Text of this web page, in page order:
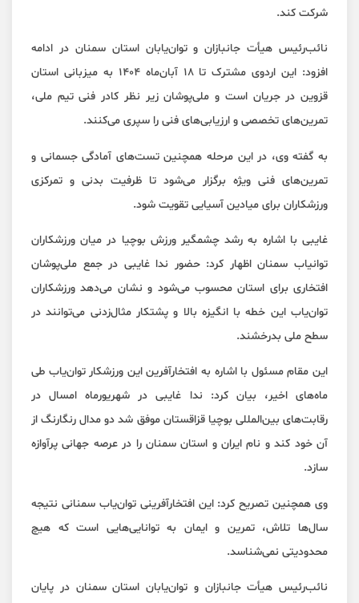
شرکت کند.
نائب‌رئیس هیأت جانبازان و توان‌یابان استان سمنان در ادامه
افزود: این اردوی مشترک تا ۱۸ آبان‌ماه ۱۴۰۴ به میزبانی استان
قزوین در جریان است و ملی‌پوشان زیر نظر کادر فنی تیم ملی،
تمرین‌های تخصصی و ارزیابی‌های فنی را سپری می‌کنند.
به گفته وی، در این مرحله همچنین تست‌های آمادگی جسمانی و
تمرین‌های فنی ویژه برگزار می‌شود تا ظرفیت بدنی و تمرکزی
ورزشکاران برای میادین آسیایی تقویت شود.
غایبی با اشاره به رشد چشمگیر ورزش بوچیا در میان ورزشکاران
توانیاب سمنان اظهار کرد: حضور ندا غایبی در جمع ملی‌پوشان
افتخاری برای استان محسوب می‌شود و نشان می‌دهد ورزشکاران
توان‌یاب این خطه با انگیزه بالا و پشتکار مثال‌زدنی می‌توانند در
سطح ملی بدرخشند.
این مقام مسئول با اشاره به افتخارآفرین این ورزشکار توان‌یاب طی
ماه‌های اخیر، بیان کرد: ندا غایبی در شهریورماه امسال در
رقابت‌های بین‌المللی بوچیا قزاقستان موفق شد دو مدال رنگارنگ از
آن خود کند و نام ایران و استان سمنان را در عرصه جهانی پرآوازه
سازد.
وی همچنین تصریح کرد: این افتخارآفرینی توان‌یاب سمنانی نتیجه
سال‌ها تلاش، تمرین و ایمان به توانایی‌هایی است که هیچ
محدودیتی نمی‌شناسد.
نائب‌رئیس هیأت جانبازان و توان‌یابان استان سمنان در پایان